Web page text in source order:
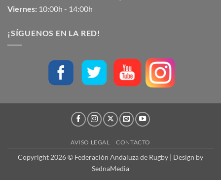
Viernes: 10:00h - 14:00h
¡SÍGUENOS EN LA RED!
AVISO LEGAL CONTACTO
Copyright 2026 © Federación Andaluza de Rugby | Design by
SednaMedia